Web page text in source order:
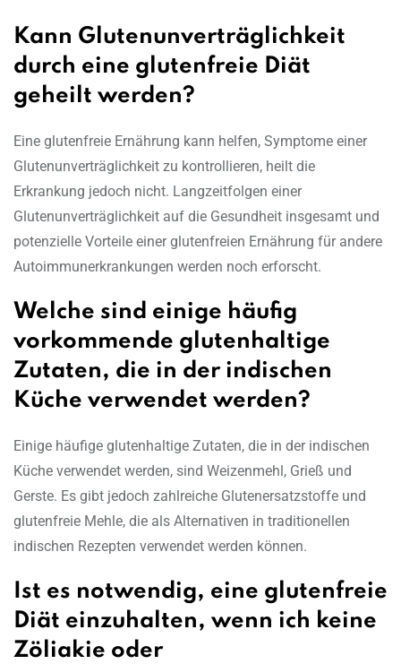
Kann Glutenunverträglichkeit
durch eine glutenfreie Diät
geheilt werden?
Eine glutenfreie Ernährung kann helfen, Symptome einer
Glutenunverträglichkeit zu kontrollieren, heilt die
Erkrankung jedoch nicht. Langzeitfolgen einer
Glutenunverträglichkeit auf die Gesundheit insgesamt und
potenzielle Vorteile einer glutenfreien Ernährung für andere
Autoimmunerkrankungen werden noch erforscht.
Welche sind einige häufig
vorkommende glutenhaltige
Zutaten, die in der indischen
Küche verwendet werden?
Einige häufige glutenhaltige Zutaten, die in der indischen
Küche verwendet werden, sind Weizenmehl, Grieß und
Gerste. Es gibt jedoch zahlreiche Glutenersatzstoffe und
glutenfreie Mehle, die als Alternativen in traditionellen
indischen Rezepten verwendet werden können.
Ist es notwendig, eine glutenfreie
Diät einzuhalten, wenn ich keine
Zöliakie oder